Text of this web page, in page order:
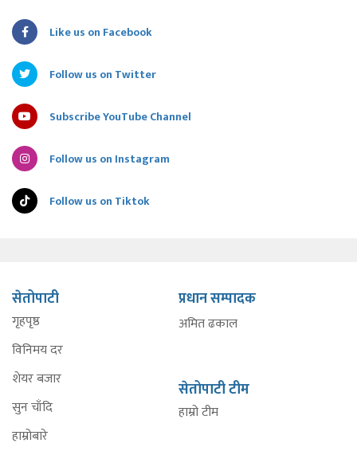
Like us on Facebook
Follow us on Twitter
Subscribe YouTube Channel
Follow us on Instagram
Follow us on Tiktok
सेतोपाटी
गृहपृष्ठ
विनिमय दर
शेयर बजार
सुन चाँदि
हाम्रोबारे
प्रधान सम्पादक
अमित ढकाल
सेतोपाटी टीम
हाम्रो टीम